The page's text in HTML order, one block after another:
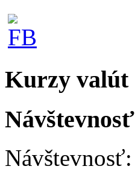
Kurzy valút
Návštevnosť
Návštevnosť: